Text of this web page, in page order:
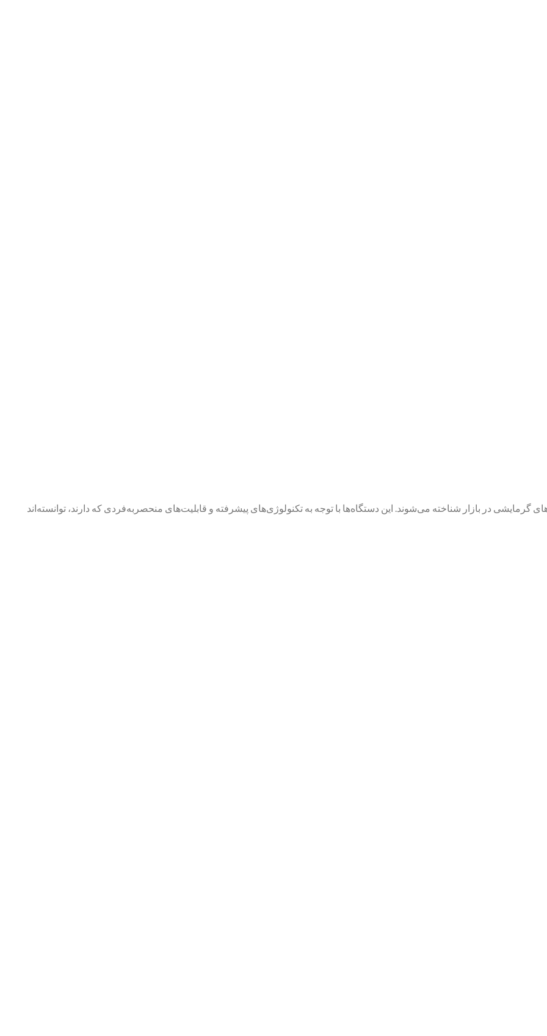
گرمایشی در بازار شناخته می‌شوند. این دستگاه‌ها با توجه به تکنولوژی‌های پیشرفته و قابلیت‌های منحصربه‌فردی که دارند، توانسته‌اند